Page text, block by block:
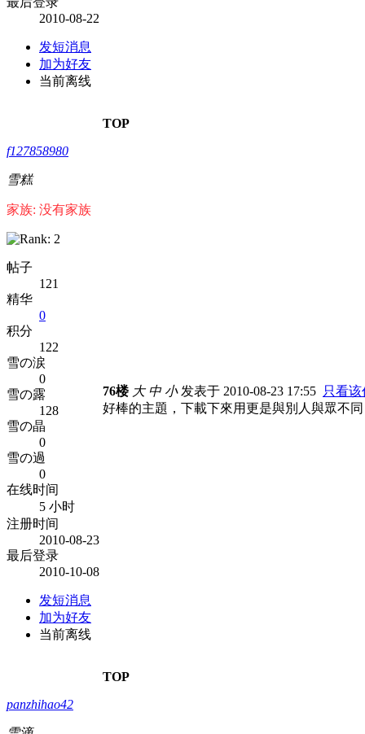
2010-08-22
发短消息
加为好友
当前离线
TOP
f127858980
雪糕
家族: 没有家族
帖子
121
精华
0
积分
122
雪の涙
0
雪の露
128
雪の晶
0
雪の過
0
在线时间
5 小时
注册时间
2010-08-23
最后登录
2010-10-08
发短消息
加为好友
当前离线
76楼 大 中 小发表于 2010-08-23 17:55 只看该
好棒的主題，下載下來用更是與別人與眾不同
TOP
panzhihao42